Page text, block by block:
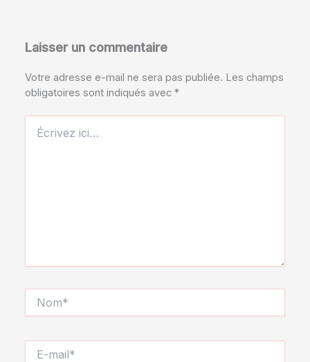
Laisser un commentaire
Votre adresse e-mail ne sera pas publiée. Les champs
obligatoires sont indiqués avec*
ici…